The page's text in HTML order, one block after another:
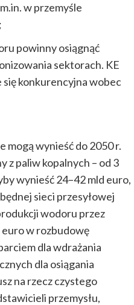
w przemyśle
powinny osiągnąć
sektorach. KE
się konkurencyjna wobec
mogą wynieść do 2050 r.
z paliw kopalnych – od 3
wynieść 24–42 mld euro,
sieci przesyłowej
wodoru przez
euro w rozbudowę
dla wdrażania
dla osiągania
na rzecz czystego
przemysłu,